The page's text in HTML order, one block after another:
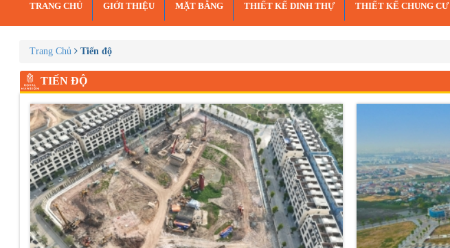
TRANG CHỦ GIỚI THIỆU MẶT BẰNG THIẾT KẾ DINH THỰ THIẾT KẾ CHUNG CƯ
Trang Chủ Tiến độ
TIẾN ĐỘ